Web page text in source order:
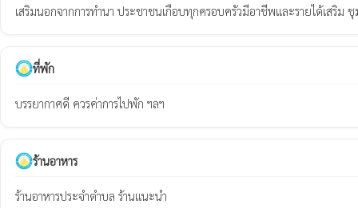
ที่พัก
บรรยากาศดี ควรค่าการไปพัก ฯลฯ
ร้านอาหาร
ร้านอาหารประจำตำบล ร้านแนะนำ